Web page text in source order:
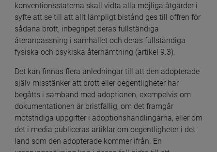
konventionsstaterna skall vidta alla möjliga åtgärder i
syfte att se till att allt lämpligt bistånd ges till offren för
sådana brott, inbegripet deras fullständiga
återanpassning i samhället och deras fullständiga
fysiska och psykiska återhämtning (artikel 9.3).
Det kan finnas flera anledningar till att den adopterade
själv misstänker att brott eller oegentligheter har
begåtts i samband med adoptionen, exempelvis om
dokumentationen är bristfällig, om det framgår
motstridiga uppgifter i adoptionshandlingarna, eller om
det i media publiceras artiklar om oegentligheter i det
land som den adopterade kommer ifrån. En